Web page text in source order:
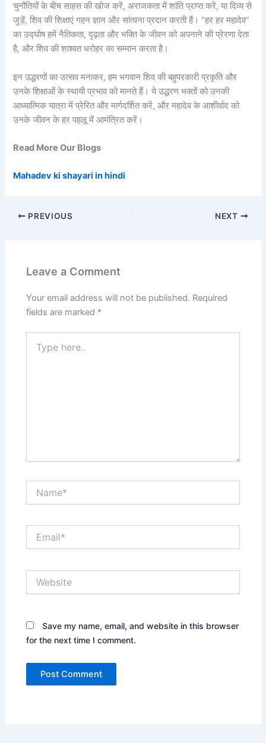
चुनौतियों के बीच साहस की खोज करें, अराजकता में शांति प्राप्त करें, या दिव्य से
जुड़ें, शिव की शिक्षाएं गहन ज्ञान और सांत्वना प्रदान करती हैं। “हर हर महादेव”
का उद्घोष हमें नैतिकता, दृढ़ता और भक्ति के जीवन को अपनाने की प्रेरणा देता
है, और शिव की शाश्वत धरोहर का सम्मान करता है।
इन उद्धरणों का उत्सव मनाकर, हम भगवान शिव की बहुपरकारी प्रकृति और
उनके शिक्षाओं के स्थायी प्रभाव को मानते हैं। ये उद्धरण भक्तों को उनकी
आध्यात्मिक यात्रा में प्रेरित और मार्गदर्शित करें, और महादेव के आशीर्वाद को
उनके जीवन के हर पहलू में आमंत्रित करें।
Read More Our Blogs
Mahadev ki shayari in hindi
PREVIOUS NEXT
Leave a Comment
Your email address will not be published. Required
fields are marked *
here..
Save my name, email, and website in this browser
for the next time I comment.